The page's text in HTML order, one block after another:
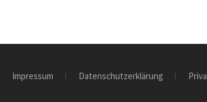
Impressum Datenschutzerklärung